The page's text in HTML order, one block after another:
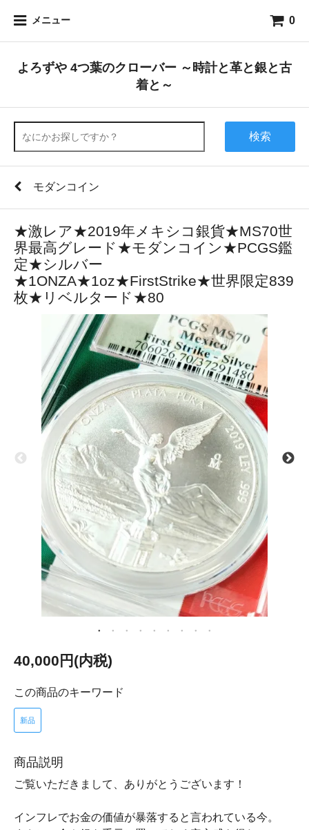
メニュー 0
よろずや 4つ葉のクローバー ～時計と革と銀と古
着と～
検索
モダンコイン
★激レア★2019年メキシコ銀貨★MS70世
界最高グレード★モダンコイン★PCGS鑑
定★シルバー
★1ONZA★1oz★FirstStrike★世界限定839
枚★リベルタード★80
40,000円(内税)
この商品のキーワード
新品
商品説明
ご覧いただきまして、ありがとうございます！
インフレでお金の価値が暴落すると言われている今。